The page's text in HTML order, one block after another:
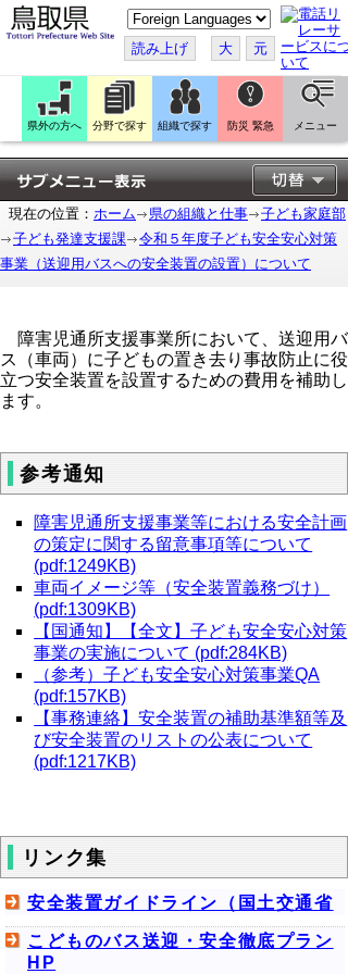
こ
の
ペ
ー
ジ
翻
訳
す
る
読み上げ 大 元
県外の方へ 分野で探す 組織で探す 防災 緊急 メニュー
現在の位置： ホーム 県の組織と仕事
子ども家庭部
子ども発達支援課
令和５年度子ども安全安心対策
事業（送迎用バスへの安全装置の設置）について
障害児通所支援事業所において、送迎用バ
ス（車両）に子どもの置き去り事故防止に役
立つ安全装置を設置するための費用を補助し
ます。
参考通知
障害児通所支援事業等における安全計画
の策定に関する留意事項等について
(pdf:1249KB)
車両イメージ等（安全装置義務づけ）
(pdf:1309KB)
【国通知】【全文】子ども安全安心対策
事業の実施について (pdf:284KB)
（参考）子ども安全安心対策事業QA
(pdf:157KB)
【事務連絡】安全装置の補助基準額等及
び安全装置のリストの公表について
(pdf:1217KB)
リンク集
安全装置ガイドライン（国土交通省
こどものバス送迎・安全徹底プラン
HP